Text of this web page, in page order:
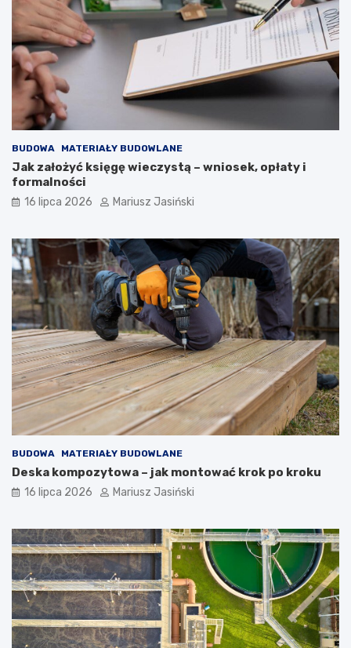
BUDOWA MATERIAŁY BUDOWLANE
Jak założyć księgę wieczystą – wniosek, opłaty i
formalności
16 lipca 2026 Mariusz Jasiński
BUDOWA MATERIAŁY BUDOWLANE
Deska kompozytowa – jak montować krok po kroku
16 lipca 2026 Mariusz Jasiński